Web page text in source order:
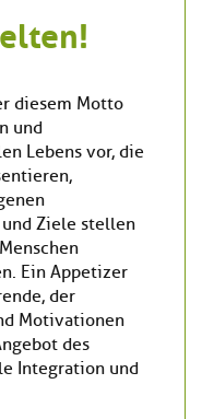
diesem Motto
und
Lebens vor, die
Ziele stellen
Ein Appetizer
der
Motivationen
des
Integration und